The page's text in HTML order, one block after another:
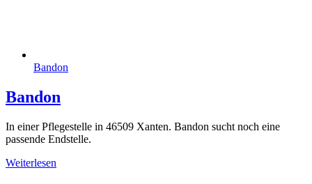
Bandon
Bandon
In einer Pflegestelle in 46509 Xanten. Bandon sucht noch eine
passende Endstelle.
Weiterlesen